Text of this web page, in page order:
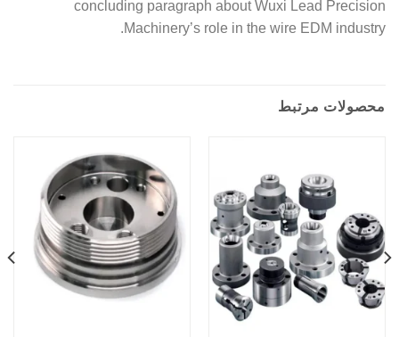
concluding paragraph about Wuxi Lead Precision
Machinery’s role in the wire EDM industry.
محصولات مرتبط